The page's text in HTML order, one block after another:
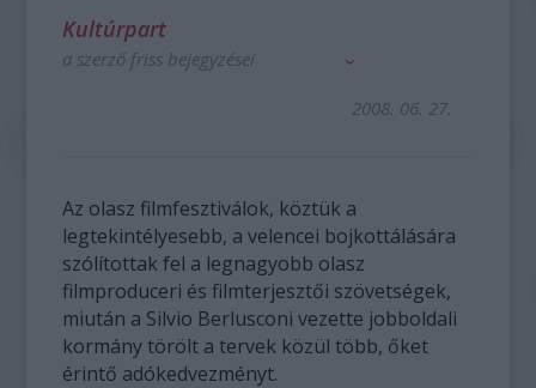
Kultúrpart
a szerző friss bejegyzései
2008. 06. 27.
Az olasz filmfesztiválok, köztük a
legtekintélyesebb, a velencei bojkottálására
szólítottak fel a legnagyobb olasz
filmproduceri és filmterjesztői szövetségek,
miután a Silvio Berlusconi vezette jobboldali
kormány törölt a tervek közül több, őket
érintő adókedvezményt.